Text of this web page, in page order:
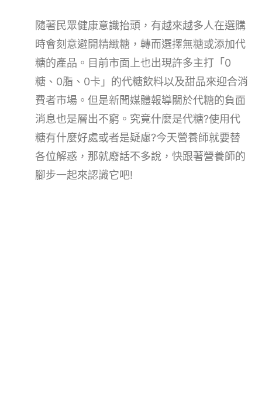
隨著民眾健康意識抬頭，有越來越多人在選購
時會刻意避開精緻糖，轉而選擇無糖或添加代
糖的產品。目前市面上也出現許多主打「0
糖、0脂、0卡」的代糖飲料以及甜品來迎合消
費者市場。但是新聞媒體報導關於代糖的負面
消息也是層出不窮。究竟什麼是代糖?使用代
糖有什麼好處或者是疑慮?今天營養師就要替
各位解惑，那就廢話不多說，快跟著營養師的
腳步一起來認識它吧!